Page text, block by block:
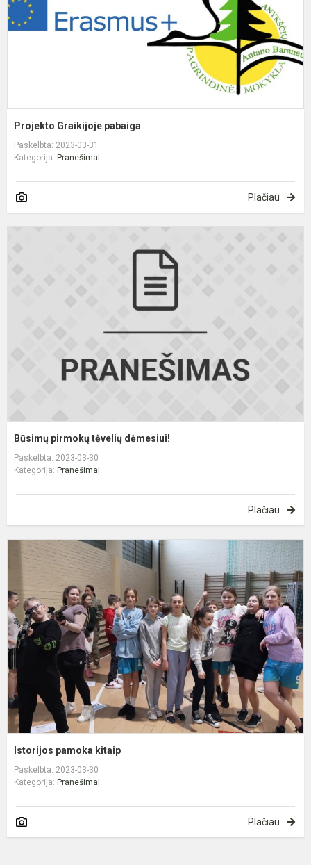
Projekto Graikijoje pabaiga
Paskelbta: 2023-03-31
Kategorija: Pranešimai
Plačiau
Būsimų pirmokų tėvelių dėmesiui!
Paskelbta: 2023-03-30
Kategorija: Pranešimai
Plačiau
Istorijos pamoka kitaip
Paskelbta: 2023-03-30
Kategorija: Pranešimai
Plačiau